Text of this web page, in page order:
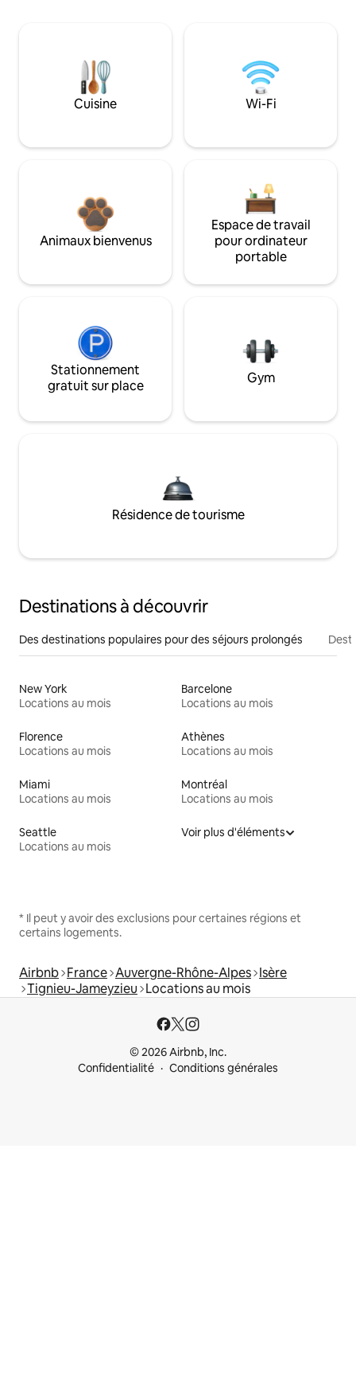
Cuisine Wi-Fi
Animaux bienvenus
Espace de travail
pour ordinateur
portable
Stationnement
gratuit sur place
Gym
Résidence de tourisme
Destinations à découvrir
Des destinations populaires pour des séjours prolongés
New York
Locations au mois
Barcelone
Locations au mois
Florence
Locations au mois
Athènes
Locations au mois
Miami
Locations au mois
Montréal
Locations au mois
Seattle
Locations au mois
Voir plus d'éléments
* Il peut y avoir des exclusions pour certaines régions et
certains logements.
Airbnb France Auvergne-Rhône-Alpes Isère
Tignieu-Jameyzieu Locations au mois
© 2026 Airbnb, Inc.
Confidentialité
Conditions générales